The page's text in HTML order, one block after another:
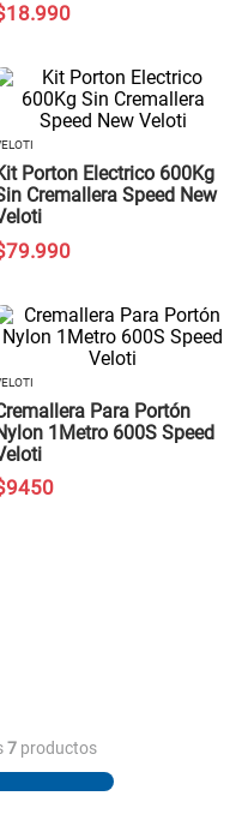
18.990
Porton Electrico 600Kg
Cremallera Speed New
79.990
Para Portón
1Metro 600S Speed
9450
7 productos